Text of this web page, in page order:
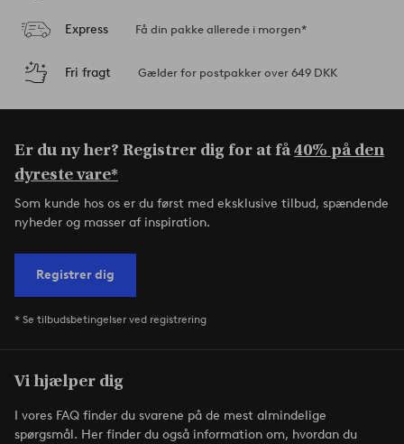
Express Få din pakke allerede i morgen*
Fri fragt Gælder for postpakker over 649 DKK
Er du ny her? Registrer dig for at få40% på den
dyreste vare*
Som kunde hos os er du først med eksklusive tilbud, spændende
nyheder og masser af inspiration.
Registrer dig
* Se tilbudsbetingelser ved registrering
Vi hjælper dig
I vores FAQ finder du svarene på de mest almindelige
spørgsmål. Her finder du også information om, hvordan du